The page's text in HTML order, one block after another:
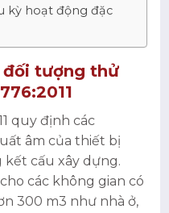
kỳ hoạt động đặc
đối tượng thử
quy định các
âm của thiết bị
cấu xây dựng.
các không gian có
300 m3 như nhà ở,